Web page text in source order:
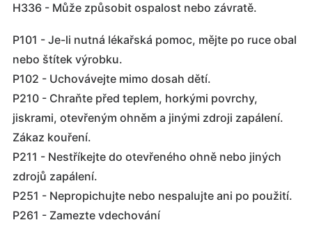
H336 - Může způsobit ospalost nebo závratě.
P101 - Je-li nutná lékařská pomoc, mějte po ruce obal
nebo štítek výrobku.
P102 - Uchovávejte mimo dosah dětí.
P210 - Chraňte před teplem, horkými povrchy,
jiskrami, otevřeným ohněm a jinými zdroji zapálení.
Zákaz kouření.
P211 - Nestříkejte do otevřeného ohně nebo jiných
zdrojů zapálení.
P251 - Nepropichujte nebo nespalujte ani po použití.
P261 - Zamezte vdechování